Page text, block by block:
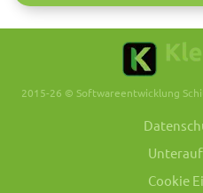
2015-26 © Softwareentwicklung
Cookie